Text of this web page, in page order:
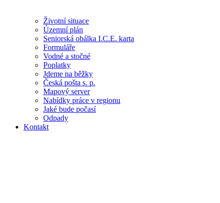
Životní situace
Územní plán
Seniorská obálka I.C.E. karta
Formuláře
Vodné a stočné
Poplatky
Jdeme na běžky
Česká pošta s. p.
Mapový server
Nabídky práce v regionu
Jaké bude počasí
Odpady
Kontakt